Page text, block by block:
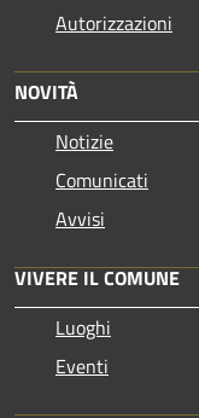
Autorizzazioni
NOVITÀ
Notizie
Comunicati
Avvisi
VIVERE IL COMUNE
Luoghi
Eventi